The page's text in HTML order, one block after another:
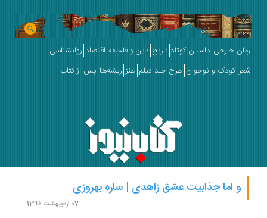
خارجی داستان کوتاه تاریخ دین و فلسفه اقتصاد روانشناسی
کودک و نوجوان طرح جلد فیلم طنز ریشه‌ها پس از کتاب
و اما جذابیت عشق زاهدی | ساره بهروزی